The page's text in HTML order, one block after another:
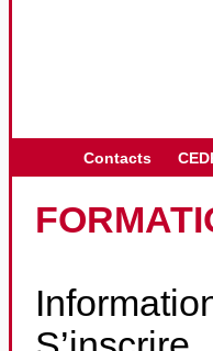
Contacts